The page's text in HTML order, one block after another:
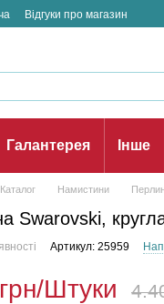
Відгуки про магазин
Галантерея Інше
Каталог Намистини
Swarovski,
Артикул: 25959
Штуки